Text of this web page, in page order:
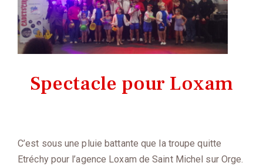
Spectacle pour Loxam
C’est sous une pluie battante que la troupe quitte
Etréchy pour l’agence Loxam de Saint Michel sur Orge.